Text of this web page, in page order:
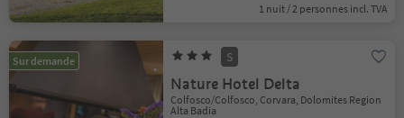
1 nuit / 2 personnes incl. TVA
Sur demande S
Nature Hotel Delta
Colfosco/Colfosco, Corvara, Dolomites Region
Alta Badia